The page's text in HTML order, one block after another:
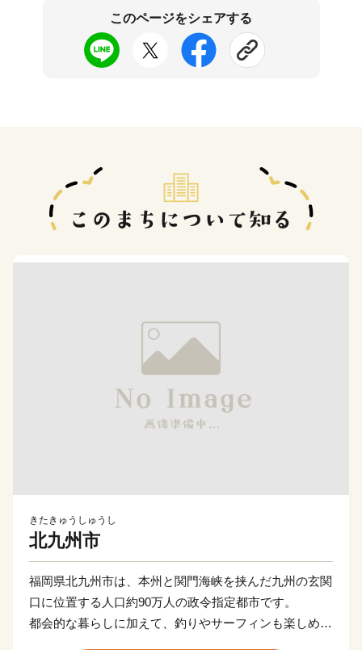
このページをシェアする
きたきゅうしゅうし
北九州市
福岡県北九州市は、本州と関門海峡を挟んだ九州の玄関
口に位置する人口約90万人の政令指定都市です。
都会的な暮らしに加えて、釣りやサーフィンも楽しめる